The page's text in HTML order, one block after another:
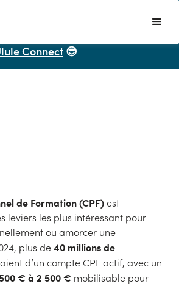
de formations CPF mais vous
Connect 😎
de Formation (CPF)est
leviers les plus intéressant pour
ou amorcer une
plus de40 millions de
d’un compte CPF actif, avec un
€ à 2 500 € mobilisable pour